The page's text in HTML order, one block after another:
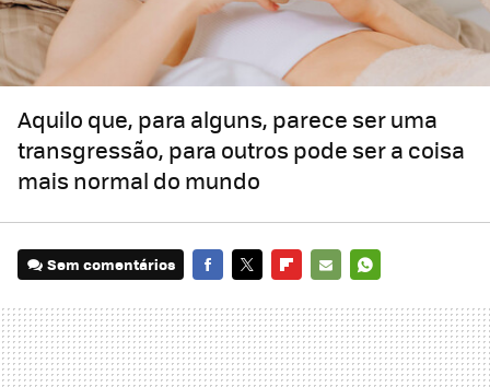
Aquilo que, para alguns, parece ser uma
transgressão, para outros pode ser a coisa
mais normal do mundo
Sem comentários
MAIL